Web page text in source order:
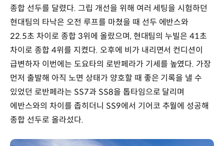
종합 선두를 달렸다. 그립 개선을 위해 여러 세팅을 시험하던
현대팀의 타낙은 오전 루프를 마쳤을 때 선두 에반스와
22.5초 차이로 종합 3위에 올랐으며, 현대팀의 누빌은 41초
차이로 종합 4위를 지켰다. 오후에 비가 내리면서 컨디션이
급변하자 이번에는 도요타의 로반페라가 기세를 높였다. 가장
먼저 출발해 아직 노면 상태가 양호할 때 좋은 기록을 낼 수
있었던 로반페라는 SS7과 SS8을 톱타임으로 달리며
에반스와의 차이를 좁히더니 SS9에서 기어코 추월에 성공해
종합 선두로 올라섰다.